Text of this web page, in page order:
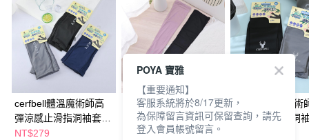
cerfbell體溫魔術師高
彈涼感止滑指洞袖套-
多款任選
NT$279
cerfbell體溫魔術師高
彈涼感止滑指洞袖套-
多款任選
NT$399
cerfbell體溫魔術
光涼感機能指洞
POYA 寶雅
【重要通知】
客服系統將於8/17更新，
為保障留言資訊可保留查詢，請先
登入會員帳號留言。